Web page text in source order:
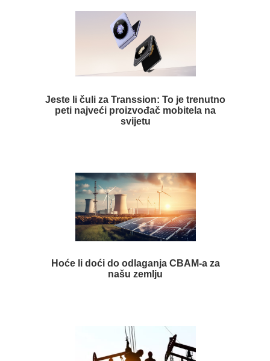
Jeste li čuli za Transsion: To je trenutno
peti najveći proizvođač mobitela na
svijetu
Hoće li doći do odlaganja CBAM-a za
našu zemlju